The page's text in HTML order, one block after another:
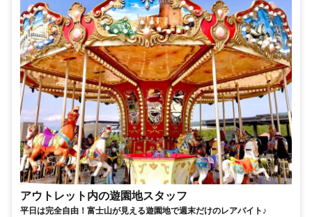
アウトレット内の遊園地スタッフ
平日は完全自由！富士山が見える遊園地で週末だけのレアバイト♪